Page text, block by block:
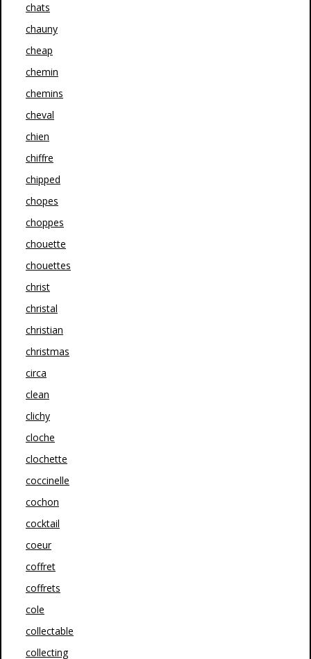
chats
chauny
cheap
chemin
chemins
cheval
chien
chiffre
chipped
chopes
choppes
chouette
chouettes
christ
christal
christian
christmas
circa
clean
clichy
cloche
clochette
coccinelle
cochon
cocktail
coeur
coffret
coffrets
cole
collectable
collecting